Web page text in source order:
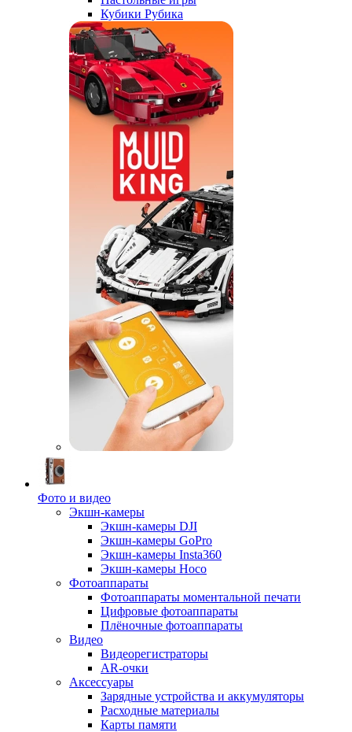
Кубики Рубика
Фото и видео
Экшн-камеры
Экшн-камеры DJI
Экшн-камеры GoPro
Экшн-камеры Insta360
Экшн-камеры Hoco
Фотоаппараты
Фотоаппараты моментальной печати
Цифровые фотоаппараты
Плёночные фотоаппараты
Видео
Видеорегистраторы
AR-очки
Аксессуары
Зарядные устройства и аккумуляторы
Расходные материалы
Карты памяти